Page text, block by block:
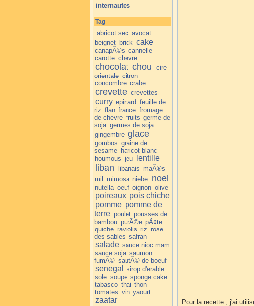
internautes
Tag
abricot sec avocat
beignet brick cake
canapÃ©s cannelle
carotte chevre
chocolat chou
cire
orientale citron
concombre crabe
crevette crevettes
curry epinard feuille de
riz flan france fromage
de chevre fruits germe de
soja germes de soja
gingembre glace
gombos graine de
sesame haricot blanc
houmous jeu lentille
liban libanais maÃ®s
mil mimosa niebe noel
nutella oeuf oignon olive
poireaux pois chiche
pomme pomme de
terre poulet pousses de
bambou purÃ©e pÃ¢te
quiche raviolis riz rose
des sables safran
salade sauce nioc mam
sauce soja saumon
fumÃ© sautÃ© de boeuf
senegal
sirop d'erable
sole soupe sponge cake
tabasco thai thon
tomates vin yaourt
zaatar Pour la recette , j'ai